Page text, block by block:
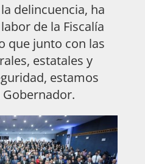
delincuencia, ha
de la Fiscalía
que junto con las
estatales y
estamos